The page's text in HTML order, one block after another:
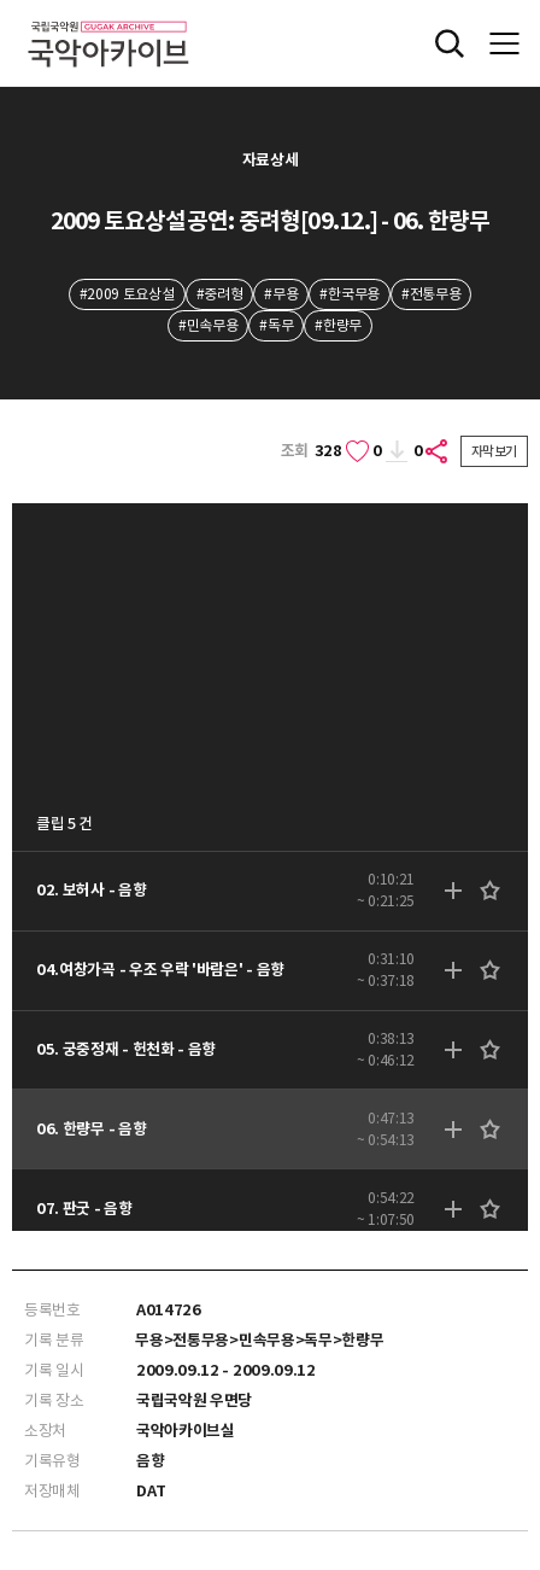
자료상세
2009 토요상설공연: 중려형[09.12.] - 06. 한량무
#2009 토요상설 #중려형 #무용 #한국무용
#전통무용
#민속무용
#독무 #한량무
조회 328 0 0 자막보기
클립 5 건
02. 보허사 - 음향
0:10:21
~ 0:21:25
04.여창가곡 - 우조 우락 '바람은' - 음향
0:31:10
~ 0:37:18
05. 궁중정재 - 헌천화 - 음향
0:38:13
~ 0:46:12
06. 한량무 - 음향
0:47:13
~ 0:54:13
07. 판굿 - 음향
0:54:22
~ 1:07:50
등록번호
A014726
기록 분류
무용>전통무용>민속무용>독무>한량무
기록 일시
2009.09.12 - 2009.09.12
기록 장소
국립국악원 우면당
소장처
국악아카이브실
기록유형
음향
저장매체
DAT